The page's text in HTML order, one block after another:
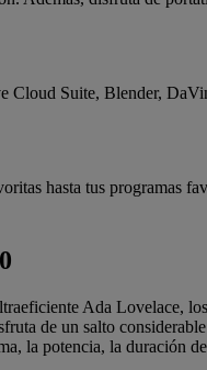
Cloud Suite, Blender,
hasta tus programas
Ada Lovelace,
de un salto
la potencia, la duración